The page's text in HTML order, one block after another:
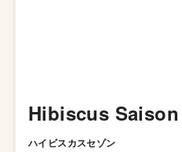
Hibiscus Saison
ハイビスカスセゾン